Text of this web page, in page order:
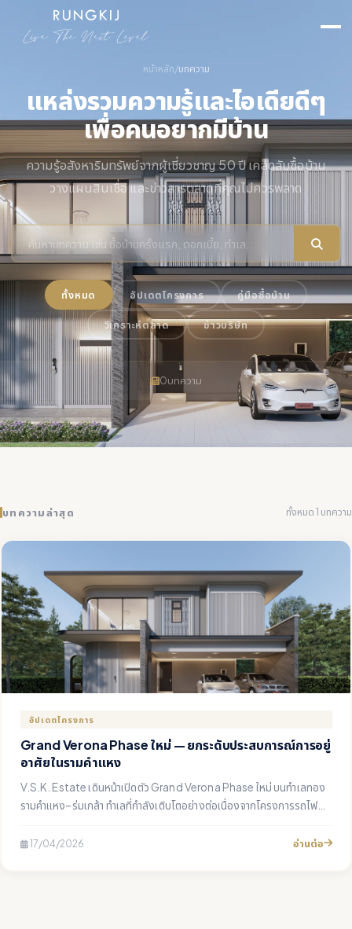
หน้าหลัก/บทความ
แหล่งรวมความรู้และไอเดียดีๆ
เพื่อคนอยากมีบ้าน
ความรู้อสังหาริมทรัพย์จากผู้เชี่ยวชาญ 50 ปี เคล็ดลับซื้อบ้าน
วางแผนสินเชื่อ และข่าวสารตลาดที่คุณไม่ควรพลาด
ทั้งหมด อัปเดตโครงการ คู่มือซื้อบ้าน
วิเคราะห์ตลาด ข่าวบริษัท
0บทความ
บทความล่าสุด ทั้งหมด 1 บทความ
อัปเดตโครงการ
Grand Verona Phase ใหม่ — ยกระดับประสบการณ์การอยู่
อาศัยในรามคำแหง
V.S.K. Estate เดินหน้าเปิดตัว Grand Verona Phase ใหม่ บนทำเลทอง
รามคำแหง–ร่มเกล้า ทำเลที่กำลังเติบโตอย่างต่อเนื่องจากโครงการรถไฟฟ้า
พิเศษสำหรับลูกค้า 50 ยูนิตแรก
17/04/2026 อ่านต่อ